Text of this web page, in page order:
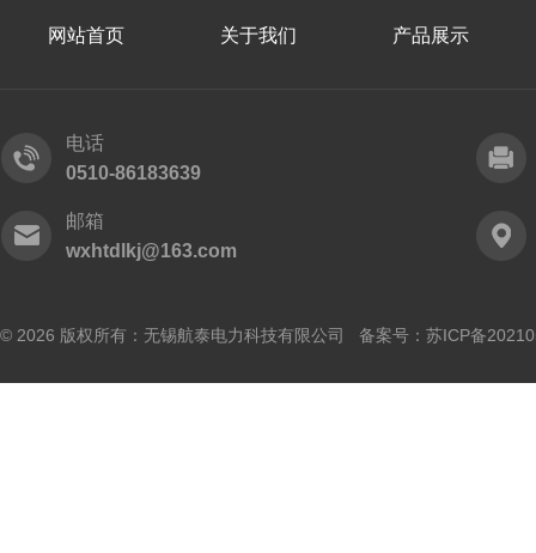
网站首页 关于我们 产品展示
电话
0510-86183639
邮箱
wxhtdlkj@163.com
© 2026 版权所有：无锡航泰电力科技有限公司 备案号： 苏ICP备